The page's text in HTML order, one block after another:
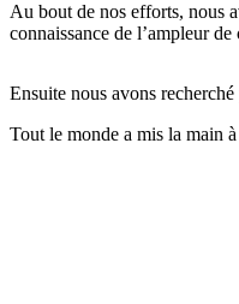
Au bout de nos efforts, nous
connaissance de l’ampleur
Ensuite nous avons
Tout le monde a mis la main